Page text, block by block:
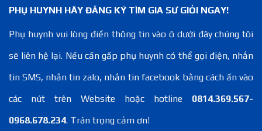
PHỤ HUYNH HÃY ĐĂNG KÝ TÌM GIA SƯ GIỎI NGAY!
Phụ huynh vui lòng điền thông tin vào ô dưới đây chúng tôi
sẽ liên hệ lại. Nếu cần gấp phụ huynh có thể gọi điện, nhắn
tin SMS, nhắn tin zalo, nhắn tin facebook bằng cách ấn vào
các nút trên Website hoặc hotline 0814.369.567-
0968.678.234. Trân trọng cảm ơn!